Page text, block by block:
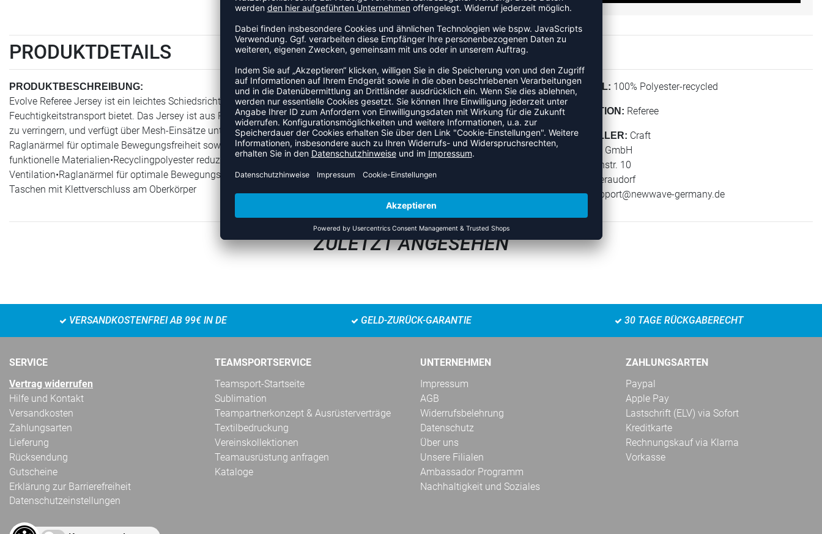
PRODUKTDETAILS
PRODUKTBESCHREIBUNG:
Evolve Referee Jersey ist ein leichtes Schiedsrichtertrikot, das bei intensiven Spielen einen hervorragenden
Feuchtigkeitstransport bietet. Das Jersey ist aus Recycling-Materialien hergestellt, um unseren ökologischen Fussabdruck
zu verringern, und verfügt über Mesh-Einsätze unter den Achseln für eine erhöhte Ventilation. Ausserdem verfügt es über
Raglanärmel für optimale Bewegungsfreiheit sowie zwei Taschen mit Klettverschluss am Oberkörper.•Leichte und
funktionelle Materialien•Recyclingpolyester reduziert den ökologischen Fussabdruck•Mesh unter den Achseln für erhöhte
Ventilation•Raglanärmel für optimale Bewegungsfreiheit•Gerippter Innenkragen und gerippte Ärmelabschlüsse•Zwei
Taschen mit Klettverschluss am Oberkörper
MATERIAL: 100% Polyester-recycled
KOLLEKTION: Referee
HERSTELLER: Craft
New Wave GmbH
Geigelsteinstr. 10
83080 Oberaudorf
E-Mail:
support@newwave-germany.de
ZULETZT ANGESEHEN
VERSANDKOSTENFREI AB 99€ IN DE GELD-ZURÜCK-GARANTIE 30 TAGE RÜCKGABERECHT
SERVICE
Vertrag widerrufen
Hilfe und Kontakt
Versandkosten
Zahlungsarten
Lieferung
Rücksendung
Gutscheine
Erklärung zur Barrierefreiheit
Datenschutzeinstellungen
TEAMSPORTSERVICE
Teamsport-Startseite
Sublimation
Teampartnerkonzept & Ausrüsterverträge
Textilbedruckung
Vereinskollektionen
Teamausrüstung anfragen
Kataloge
UNTERNEHMEN
Impressum
AGB
Widerrufsbelehrung
Datenschutz
Über uns
Unsere Filialen
Ambassador Programm
Nachhaltigkeit und Soziales
ZAHLUNGSARTEN
Paypal
Apple Pay
Lastschrift (ELV) via Sofort
Kreditkarte
Rechnungskauf via Klarna
Vorkasse